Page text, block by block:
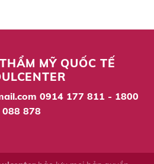
MỸ QUỐC TẾ
0914 177 811 - 1800
088 878